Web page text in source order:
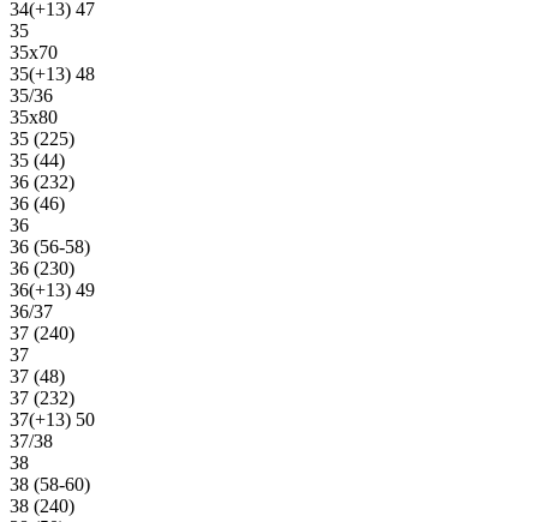
34(+13) 47
35
35х70
35(+13) 48
35/36
35х80
35 (225)
35 (44)
36 (232)
36 (46)
36
36 (56-58)
36 (230)
36(+13) 49
36/37
37 (240)
37
37 (48)
37 (232)
37(+13) 50
37/38
38
38 (58-60)
38 (240)